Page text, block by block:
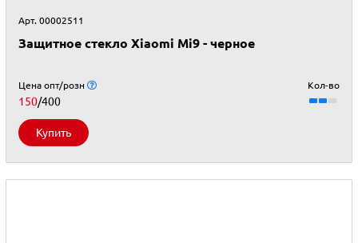
Арт. 00002511
Защитное стекло Xiaomi Mi9 - черное
Цена опт/розн
150/400
Кол-во
Купить